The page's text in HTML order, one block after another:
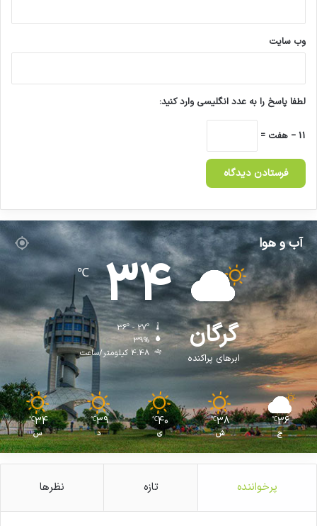
وب‌ سایت
لطفا پاسخ را به عدد انگلیسی وارد کنید:
11 − هفت =
آب و هوا
گرگان
ابرهای پراکنده
34
℃
36º - 27º
39%
4.48 کیلومتر/ساعت
36
℃
ج
38
℃
ش
40
℃
ی
39
℃
د
34
℃
س
پرخواننده تازه نظرها